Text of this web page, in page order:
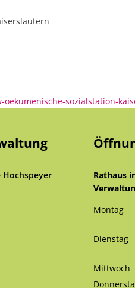
sozialstation-
Hochspeyer
Rathaus
Montag
Dienstag
Mittwoch